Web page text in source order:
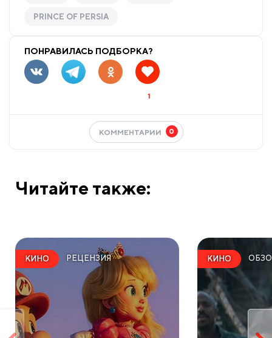
PRINCE OF PERSIA
ПОНРАВИЛАСЬ ПОДБОРКА?
1
КОММЕНТАРИИ 0
Читайте также:
КИНО РЕЦЕНЗИЯ КИНО